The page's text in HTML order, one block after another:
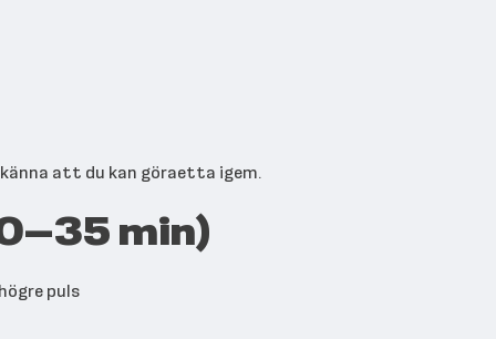
att du kan göraetta igem.
min)
puls